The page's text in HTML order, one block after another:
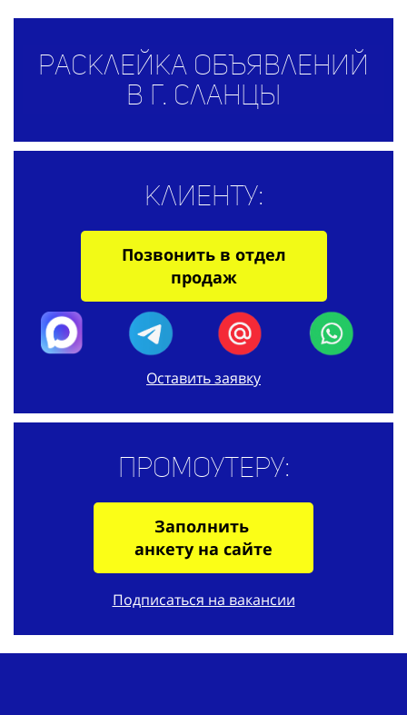
Расклейка объявлений
в г. Сланцы
Клиенту:
Позвонить в отдел
продаж
Оставить заявку
Промоутеру:
Заполнить
анкету на сайте
Подписаться на вакансии